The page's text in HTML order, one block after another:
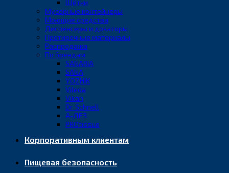
Щётки
Мусорные контейнеры
Моющие средства
Диспенсеры и дозаторы
Протирочные материалы
Распродажа
По брендам
SANARIA
SANA
YOZHIK
Vileda
Vikan
Dr. Schnell
А-ДЕЗ
PROtissue
Корпоративным клиентам
Пищевая безопасность